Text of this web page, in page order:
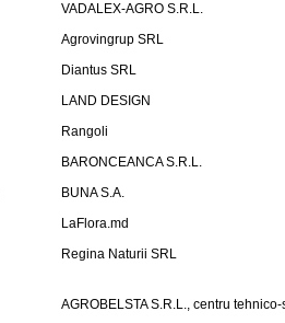
VADALEX-AGRO S.R.L.
Agrovingrup SRL
Diantus SRL
LAND DESIGN
Rangoli
BARONCEANCA S.R.L.
BUNA S.A.
LaFlora.md
Regina Naturii SRL
AGROBELSTA S.R.L., centru